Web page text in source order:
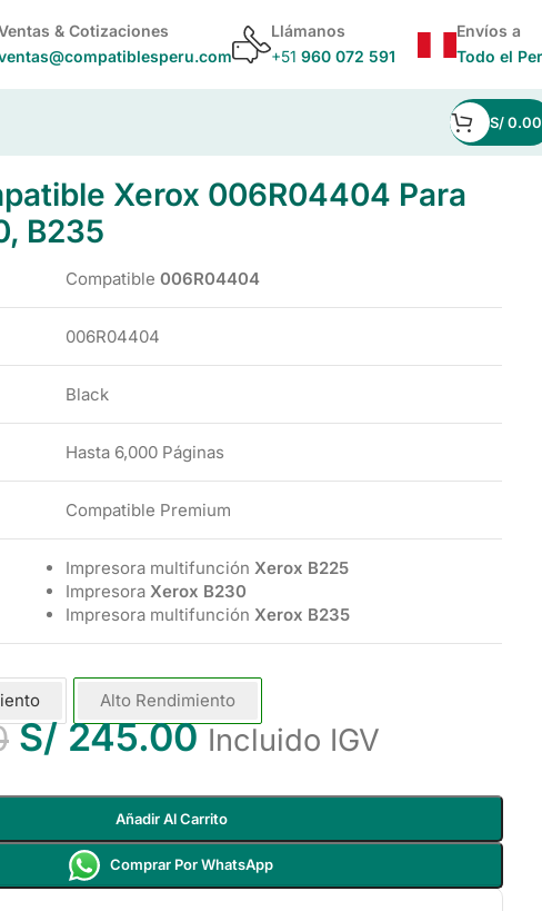
& Cotizaciones
Llámanos
+51 960 072 591
Envíos a
Todo el
S/0.00
Xerox 006R04404 Para
B235
Compatible 006R04404
006R04404
Black
Hasta 6,000 Páginas
Compatible Premium
Impresora multifunción Xerox B225
Impresora Xerox B230
Impresora multifunción Xerox B235
Alto Rendimiento
S/245.00 Incluido IGV
Añadir Al Carrito
Comprar Por WhatsApp